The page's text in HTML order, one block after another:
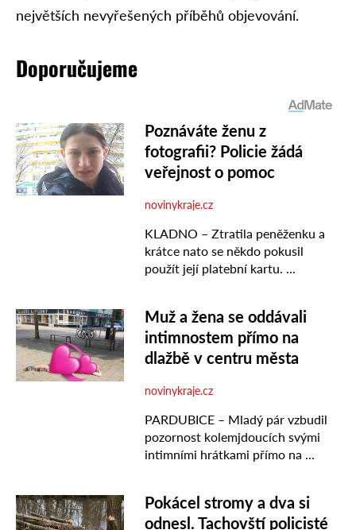
největších nevyřešených příběhů objevování.
Doporučujeme